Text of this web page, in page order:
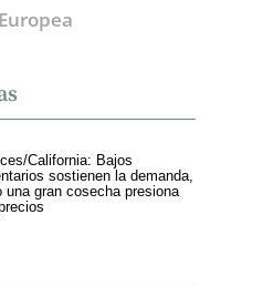
California: Bajos
sostienen la demanda,
una gran cosecha presiona